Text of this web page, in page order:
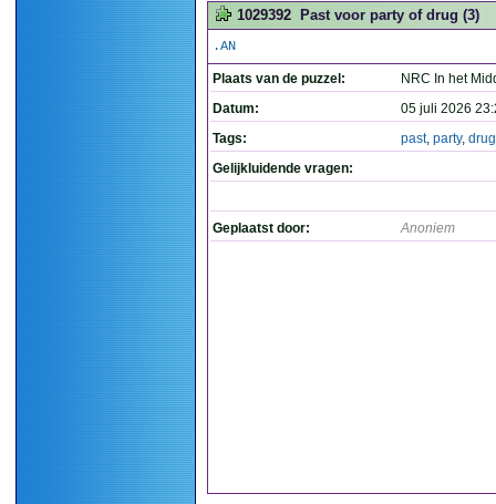
1029392 Past voor party of drug (3)
.AN
Plaats van de puzzel:
NRC In het
Datum:
05 juli 2026
Tags:
past, party, drug
Gelijkluidende vragen:
Geplaatst door: Anoniem